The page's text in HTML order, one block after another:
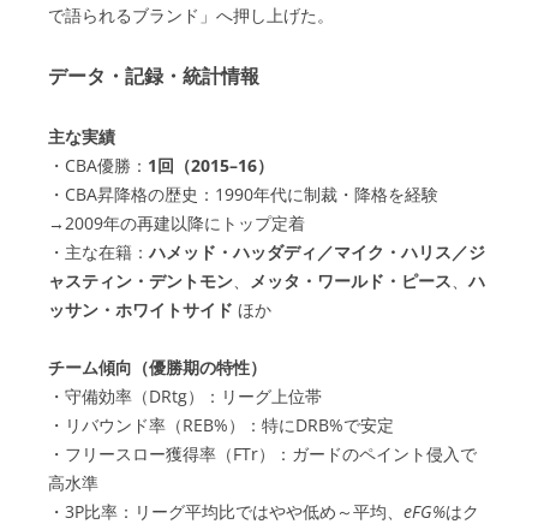
で語られるブランド」へ押し上げた。
データ・記録・統計情報
主な実績
・CBA優勝： 1回（2015–16）
・CBA昇降格の歴史：1990年代に制裁・降格を経験
→2009年の再建以降にトップ定着
・主な在籍： ハメッド・ハッダディ／マイク・ハリス／ジ
ャスティン・デントモン、 メッタ・ワールド・ピース、 ハ
ッサン・ホワイトサイド ほか
チーム傾向（優勝期の特性）
・守備効率（DRtg）：リーグ上位帯
・リバウンド率（REB%）：特にDRB%で安定
・フリースロー獲得率（FTr）：ガードのペイント侵入で
高水準
・3P比率：リーグ平均比ではやや低め～平均、 eFG%はク